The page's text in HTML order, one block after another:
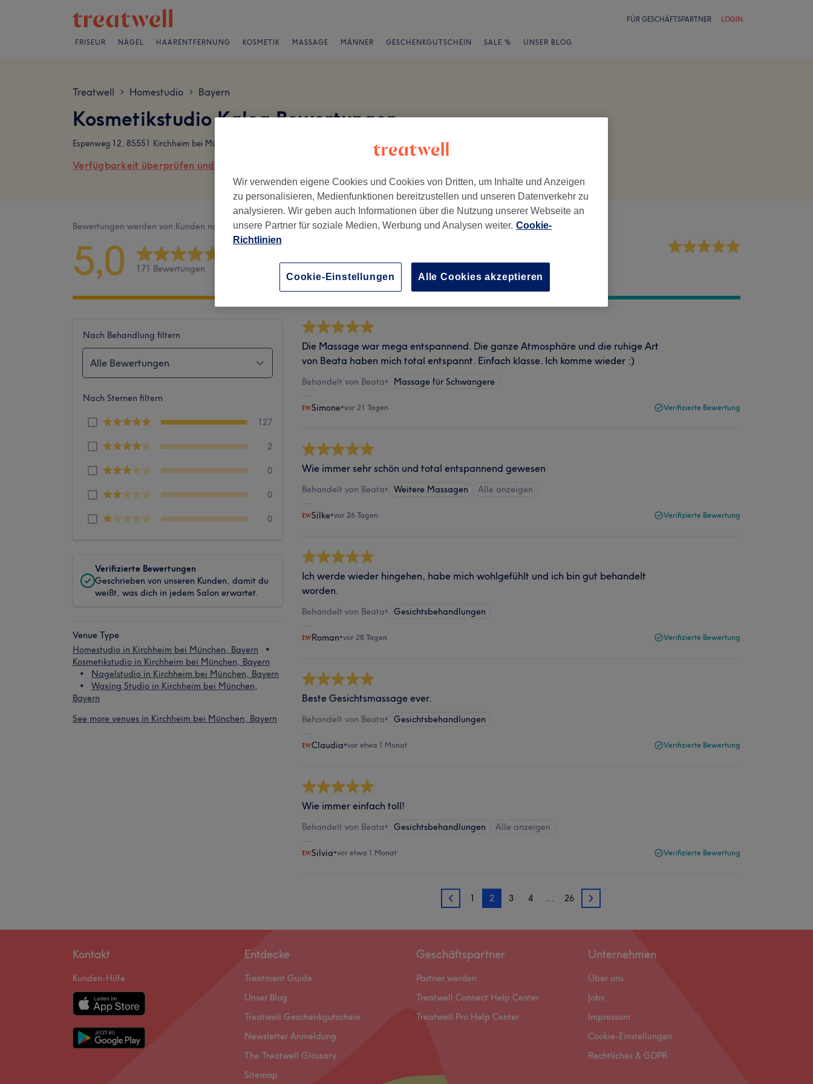
FÜR GESCHÄFTSPARTNER LOGIN
FRISEUR NÄGEL HAARENTFERNUNG KOSMETIK MASSAGE MÄNNER GESCHENKGUTSCHEIN SALE % UNSER BLOG
Treatwell > Homestudio > Bayern
Kosmetikstudio Kalea Bewertungen
Espenweg 12, 85551 Kirchheim bei München
Verfügbarkeit überprüfen und online buchen
Bewertungen werden von Kunden nach ihrem Besuch geschrieben.
5,0 171 Bewertungen Sauberkeit
Nach Behandlung filtern
Alle Bewertungen
Nach Sternen filtern
127
2
0
0
0
Verifizierte Bewertungen
Geschrieben von unseren Kunden, damit du
weißt, was dich in jedem Salon erwartet.
Venue Type
Homestudio in Kirchheim bei München, Bayern
Kosmetikstudio in Kirchheim bei München, Bayern
Nagelstudio in Kirchheim bei München, Bayern
Waxing Studio in Kirchheim bei München,
Bayern
See more venues in Kirchheim bei München, Bayern
Die Massage war mega entspannend. Die ganze Atmosphäre und die ruhige Art
von Beata haben mich total entspannt. Einfach klasse. Ich komme wieder :)
Behandelt von Beata• Massage für Schwangere
Simone•vor 21 Tagen Verifizierte Bewertung
Wie immer sehr schön und total entspannend gewesen
Behandelt von Beata• Weitere Massagen Alle anzeigen
Silke•vor 26 Tagen Verifizierte Bewertung
Ich werde wieder hingehen, habe mich wohlgefühlt und ich bin gut behandelt
worden.
Behandelt von Beata• Gesichtsbehandlungen
Roman•vor 28 Tagen Verifizierte Bewertung
Beste Gesichtsmassage ever.
Behandelt von Beata• Gesichtsbehandlungen
Claudia•vor etwa 1 Monat Verifizierte Bewertung
Wie immer einfach toll!
Behandelt von Beata• Gesichtsbehandlungen Alle anzeigen
Silvia•vor etwa 1 Monat Verifizierte Bewertung
1 1 2 3 4 … 26 3
Kontakt
Kunden-Hilfe
Entdecke
Treatment Guide
Unser Blog
Treatwell Geschenkgutschein
Newsletter Anmeldung
The Treatwell Glossary
Sitemap
Geschäftspartner
Partner werden
Treatwell Connect Help Center
Treatwell Pro Help Center
Unternehmen
Über uns
Jobs
Impressum
Cookie-Einstellungen
Rechtliches & GDPR
Wir verwenden eigene Cookies und Cookies von Dritten, um Inhalte und Anzeigen
zu personalisieren, Medienfunktionen bereitzustellen und unseren Datenverkehr zu
analysieren. Wir geben auch Informationen über die Nutzung unserer Webseite an
unsere Partner für soziale Medien, Werbung und Analysen weiter. Cookie-
Richtlinien
Cookie-Einstellungen Alle Cookies akzeptieren